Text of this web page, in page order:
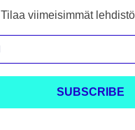
Tilaa viimeisimmät